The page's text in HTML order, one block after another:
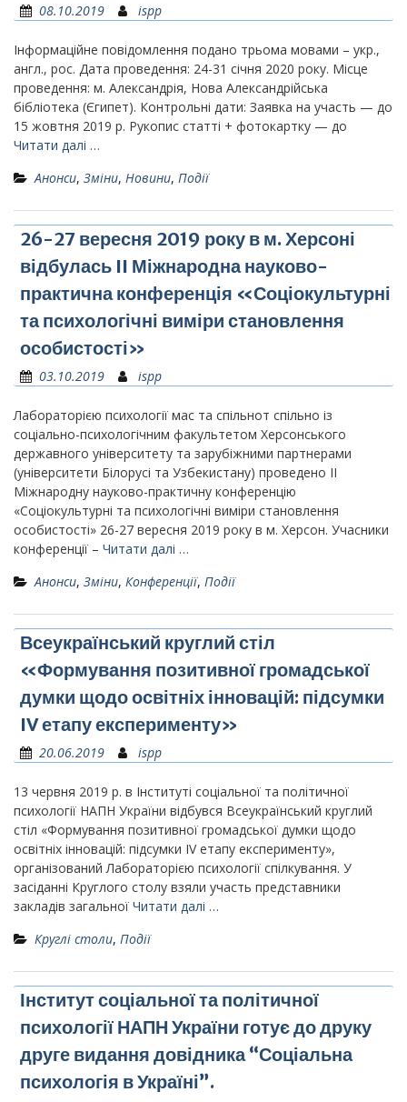
08.10.2019 ispp
Інформаційне повідомлення подано трьома мовами – укр.,
англ., рос. Дата проведення: 24-31 січня 2020 року. Місце
проведення: м. Александрія, Нова Александрійська
бібліотека (Єгипет). Контрольні дати: Заявка на участь — до
15 жовтня 2019 р. Рукопис статті + фотокартку — до
Читати далі …
Анонси, Зміни, Новини, Події
26-27 вересня 2019 року в м. Херсоні
відбулась II Міжнародна науково-
практична конференція «Соціокультурні
та психологічні виміри становлення
особистості»
03.10.2019 ispp
Лабораторією психології мас та спільнот спільно із
соціально-психологічним факультетом Херсонського
державного університету та зарубіжними партнерами
(університети Білорусі та Узбекистану) проведено II
Міжнародну науково-практичну конференцію
«Соціокультурні та психологічні виміри становлення
особистості» 26-27 вересня 2019 року в м. Херсон. Учасники
конференції – Читати далі …
Анонси, Зміни, Конференції, Події
Всеукраїнський круглий стіл
«Формування позитивної громадської
думки щодо освітніх інновацій: підсумки
IV етапу експерименту»
20.06.2019 ispp
13 червня 2019 р. в Інституті соціальної та політичної
психології НАПН України відбувся Всеукраїнський круглий
стіл «Формування позитивної громадської думки щодо
освітніх інновацій: підсумки IV етапу експерименту»,
організований Лабораторією психології спілкування. У
засіданні Круглого столу взяли участь представники
закладів загальної Читати далі …
Круглі столи, Події
Інститут соціальної та політичної
психології НАПН України готує до друку
друге видання довідника “Соціальна
психологія в Україні”.